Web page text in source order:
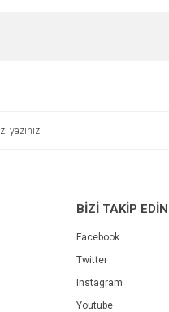
BİZİ TAKİP EDİN
Facebook
Twitter
Instagram
Youtube